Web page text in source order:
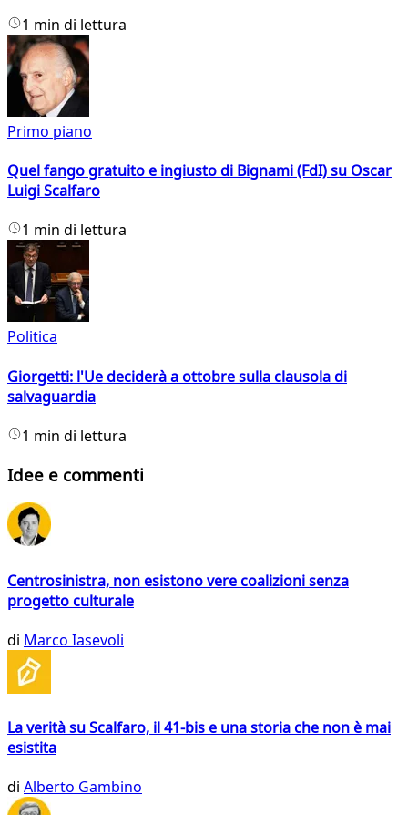
1 min di lettura
Primo piano
Quel fango gratuito e ingiusto di Bignami (FdI) su Oscar
Luigi Scalfaro
1 min di lettura
Politica
Giorgetti: l'Ue deciderà a ottobre sulla clausola di
salvaguardia
1 min di lettura
Idee e commenti
Centrosinistra, non esistono vere coalizioni senza
progetto culturale
di Marco Iasevoli
La verità su Scalfaro, il 41-bis e una storia che non è mai
esistita
di Alberto Gambino